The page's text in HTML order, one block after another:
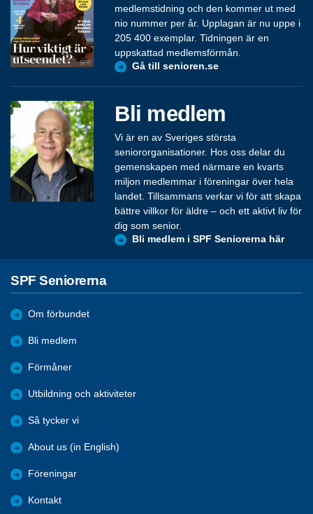
medlemstidning och den kommer ut med
nio nummer per år. Upplagan är nu uppe i
205 400 exemplar. Tidningen är en
uppskattad medlemsförmån.
Gå till senioren.se
Bli medlem
Vi är en av Sveriges största
seniororganisationer. Hos oss delar du
gemenskapen med närmare en kvarts
miljon medlemmar i föreningar över hela
landet. Tillsammans verkar vi för att skapa
bättre villkor för äldre – och ett aktivt liv för
dig som senior.
Bli medlem i SPF Seniorerna här
SPF Seniorerna
Om förbundet
Bli medlem
Förmåner
Utbildning och aktiviteter
Så tycker vi
About us (in English)
Föreningar
Kontakt